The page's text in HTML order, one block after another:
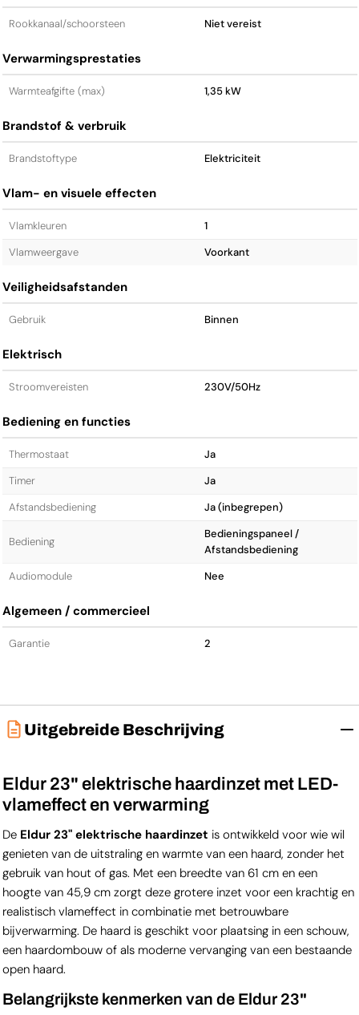
Rookkanaal/schoorsteen Niet vereist
Verwarmingsprestaties
Warmteafgifte (max) 1,35 kW
Brandstof & verbruik
Brandstoftype Elektriciteit
Vlam- en visuele effecten
Vlamkleuren
1
Vlamweergave
Voorkant
Veiligheidsafstanden
Gebruik Binnen
Elektrisch
Stroomvereisten 230V/50Hz
Bediening en functies
Thermostaat
Ja
Timer
Ja
Afstandsbediening
Ja (inbegrepen)
Bediening
Bedieningspaneel /
Afstandsbediening
Audiomodule
Nee
Algemeen / commercieel
Garantie 2
Uitgebreide Beschrijving
Eldur 23" elektrische haardinzet met LED-
vlameffect en verwarming
De Eldur 23" elektrische haardinzet is ontwikkeld voor wie wil
genieten van de uitstraling en warmte van een haard, zonder het
gebruik van hout of gas. Met een breedte van 61 cm en een
hoogte van 45,9 cm zorgt deze grotere inzet voor een krachtig en
realistisch vlameffect in combinatie met betrouwbare
bijverwarming. De haard is geschikt voor plaatsing in een schouw,
een haardombouw of als moderne vervanging van een bestaande
open haard.
Belangrijkste kenmerken van de Eldur 23"